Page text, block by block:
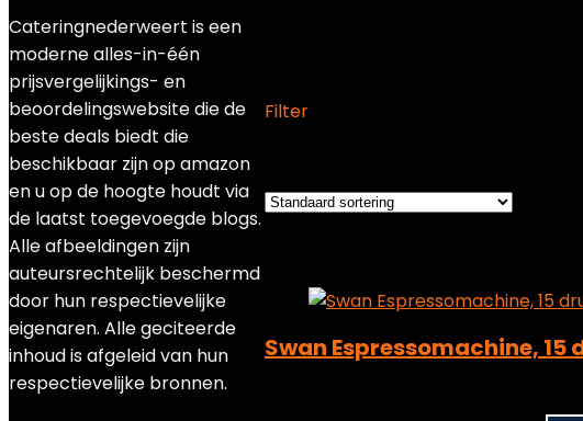
Filter
Swan Espressomachine, 15
Cateringnederweert is een
moderne alles-in-één
prijsvergelijkings- en
beoordelingswebsite die de
beste deals biedt die
beschikbaar zijn op amazon
en u op de hoogte houdt via
de laatst toegevoegde blogs.
Alle afbeeldingen zijn
auteursrechtelijk beschermd
door hun respectievelijke
eigenaren. Alle geciteerde
inhoud is afgeleid van hun
respectievelijke bronnen.